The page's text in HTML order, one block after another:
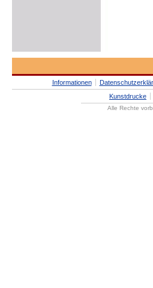
Informationen
Kunstdrucke
Alle Rechte